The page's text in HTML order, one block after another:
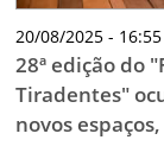
20/08/2025 - 16:55
28ª edição do
Tiradentes"
novos